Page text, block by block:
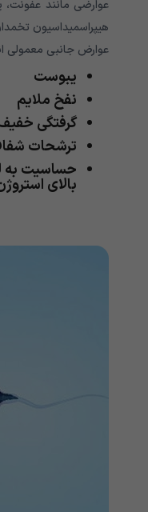
عوارضی مانند
هیپراسمیداسیون
عوارض جانبی معمولی
یبوست
نفخ ملایم
گرفتگی
ترشحات
حساسیت به
بالای